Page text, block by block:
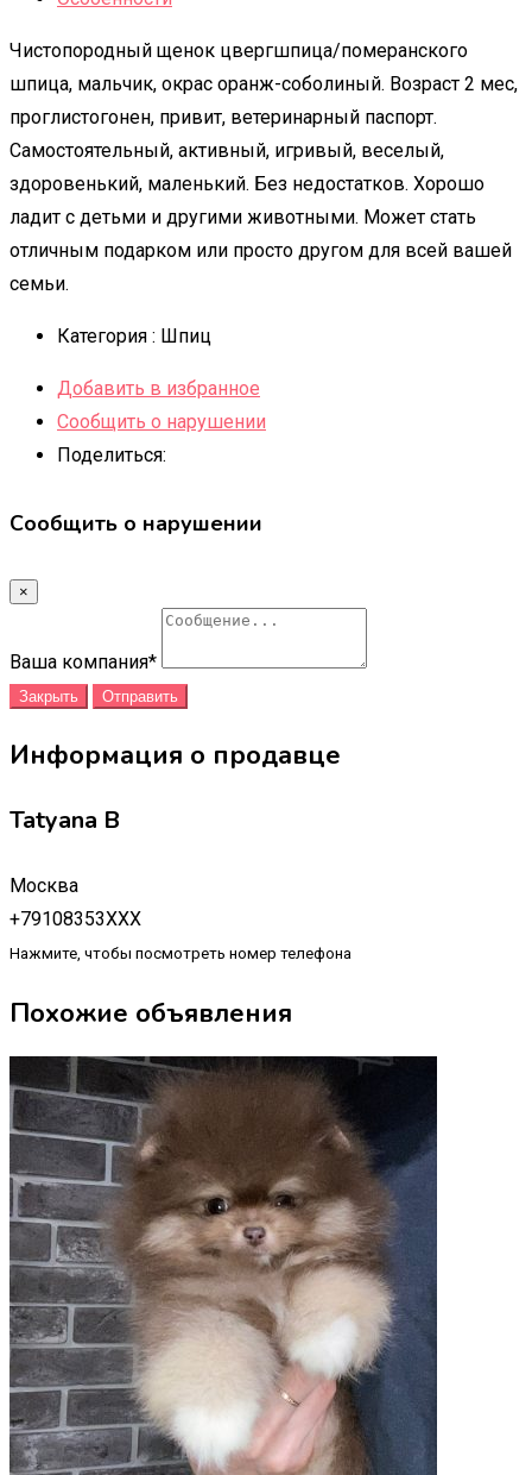
Чистопородный щенок цвергшпица/померанского
шпица, мальчик, окрас оранж-соболиный. Возраст 2 мес,
проглистогонен, привит, ветеринарный паспорт.
Самостоятельный, активный, игривый, веселый,
здоровенький, маленький. Без недостатков. Хорошо
ладит с детьми и другими животными. Может стать
отличным подарком или просто другом для всей вашей
семьи.
Категория : Шпиц
Добавить в избранное
Сообщить о нарушении
Поделиться:
Сообщить о нарушении
×
Ваша компания*
Закрыть Отправить
Информация о продавце
Tatyana B
Москва
+79108353XXX
Нажмите, чтобы посмотреть номер телефона
Похожие объявления